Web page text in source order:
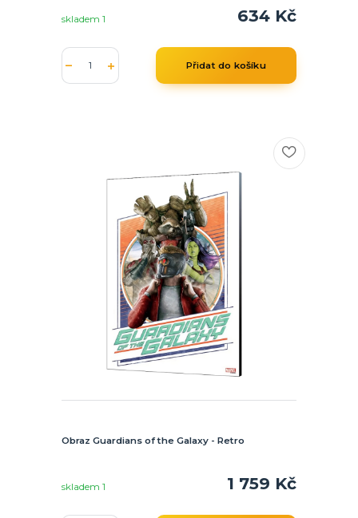
634 Kč
skladem 1
Přidat do košíku
Obraz Guardians of the Galaxy - Retro
1 759 Kč
skladem 1